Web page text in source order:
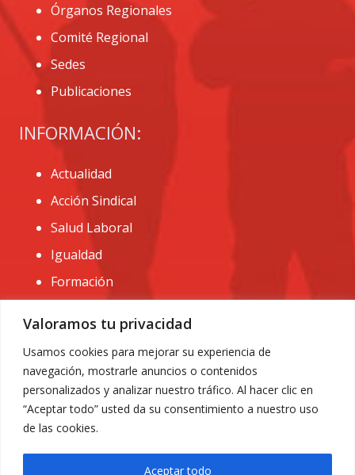
Valoramos tu privacidad
Usamos cookies para mejorar su experiencia de
navegación, mostrarle anuncios o contenidos
personalizados y analizar nuestro tráfico. Al hacer clic en
“Aceptar todo” usted da su consentimiento a nuestro uso
de las cookies.
Aceptar todo
Órganos Regionales
Comité Regional
Sedes
Publicaciones
INFORMACIÓN:
Actualidad
Acción Sindical
Salud Laboral
Igualdad
Formación
CONTACTO:
administracion@usomurcia.org
968 25 01 20
C/ Huerto de las bombas nº6. 30009 Murcia